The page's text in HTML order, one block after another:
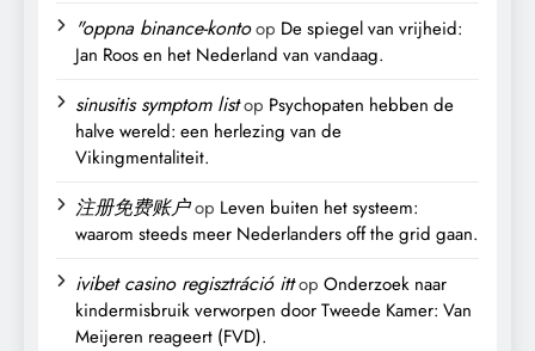
"oppna binance-kontoop De spiegel van vrijheid:
Jan Roos en het Nederland van vandaag.
sinusitis symptom listop Psychopaten hebben de
halve wereld: een herlezing van de
Vikingmentaliteit.
注册免费账户op Leven buiten het systeem:
waarom steeds meer Nederlanders off the grid gaan.
ivibet casino regisztráció ittop Onderzoek naar
kindermisbruik verworpen door Tweede Kamer: Van
Meijeren reageert (FVD).